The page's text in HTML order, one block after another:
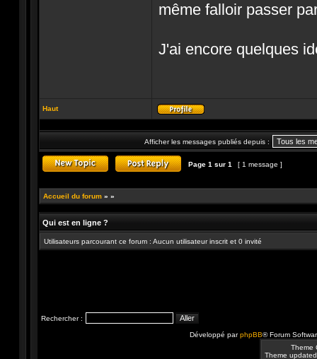
même falloir passer
J'ai encore quelques
Haut
Profil
Afficher les messages publiés depuis :
Page 1 sur 1 [ 1 message ]
Accueil du forum » »
Qui est en ligne ?
Utilisateurs parcourant ce forum : Aucun utilisateur inscrit et 0 invité
Rechercher :
Développé parphpBB® Forum
Theme
Theme